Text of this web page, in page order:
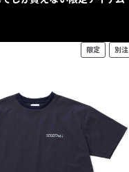
限定 別注